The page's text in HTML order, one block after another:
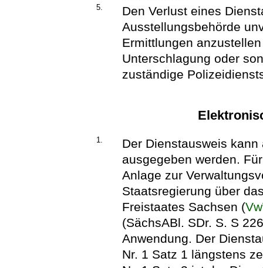
5.
Den Verlust eines
Ausstellungsbehörde
Ermittlungen
Unterschlagung oder
zuständige
1.
Der Dienstausweis
ausgegeben werden.
Anlage zur
Staatsregierung über
Freistaates Sachsen (
(SächsABl. SDr. S. S
Anwendung. Der
Nr. 1 Satz 1 längstens